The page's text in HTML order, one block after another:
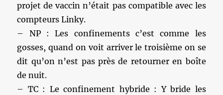
projet de vaccin n’était pas compatible avec les
compteurs Linky.
– NP : Les confinements c’est comme les
gosses, quand on voit arriver le troisième on se
dit qu’on n’est pas près de retourner en boîte
de nuit.
– TC : Le confinement hybride : Y bride les